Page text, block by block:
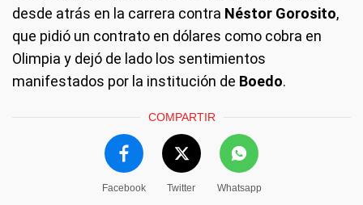
desde atrás en la carrera contra Néstor Gorosito,
que pidió un contrato en dólares como cobra en
Olimpia y dejó de lado los sentimientos
manifestados por la institución de Boedo.
COMPARTIR
Facebook Twitter Whatsapp